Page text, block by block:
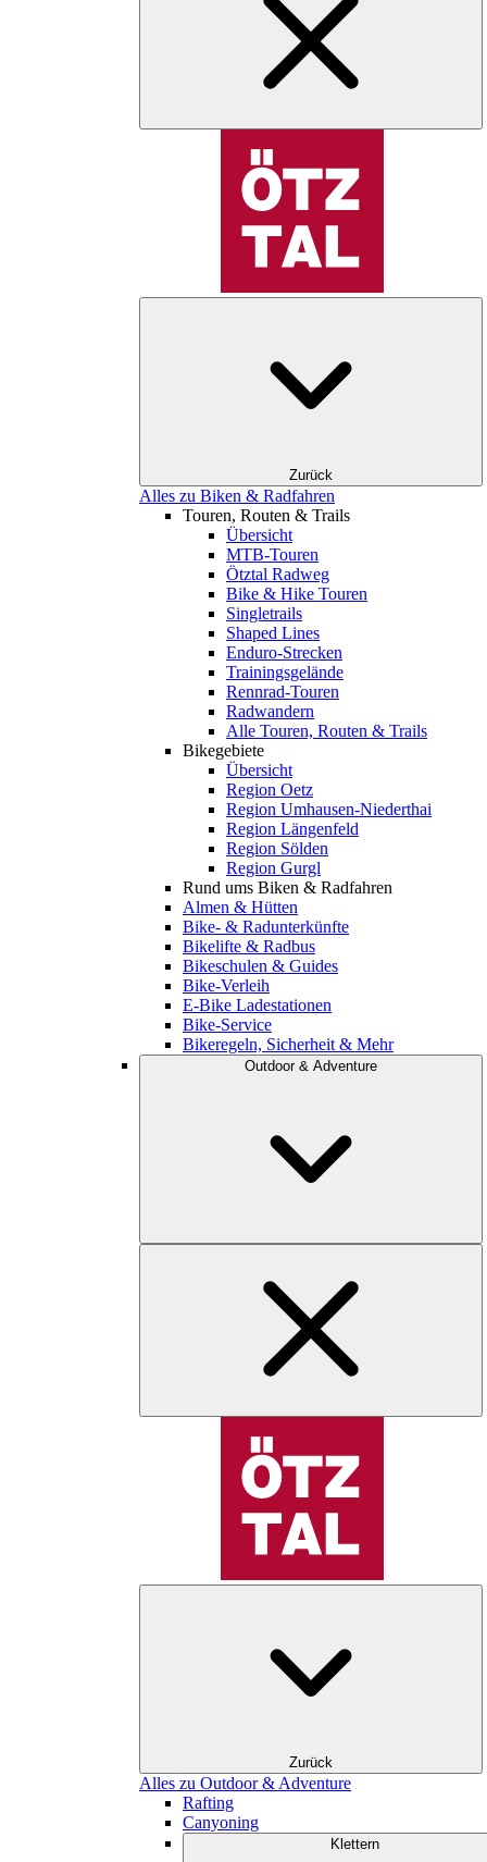
Zurück
Alles zu Biken & Radfahren
Touren, Routen & Trails
Übersicht
MTB-Touren
Ötztal Radweg
Bike & Hike Touren
Singletrails
Shaped Lines
Enduro-Strecken
Trainingsgelände
Rennrad-Touren
Radwandern
Alle Touren, Routen & Trails
Bikegebiete
Übersicht
Region Oetz
Region Umhausen-Niederthai
Region Längenfeld
Region Sölden
Region Gurgl
Rund ums Biken & Radfahren
Almen & Hütten
Bike- & Radunterkünfte
Bikelifte & Radbus
Bikeschulen & Guides
Bike-Verleih
E-Bike Ladestationen
Bike-Service
Bikeregeln, Sicherheit & Mehr
Outdoor & Adventure
Zurück
Alles zu Outdoor & Adventure
Rafting
Canyoning
Klettern